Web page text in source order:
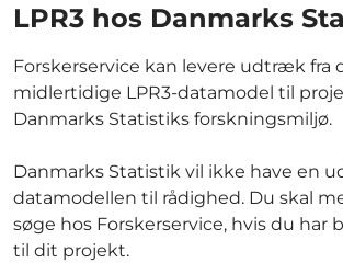
LPR3 hos Danmarks
Forskerservice kan levere udtræk fra
midlertidige LPR3-datamodel til
Danmarks Statistiks forskningsmiljø.
Danmarks Statistik vil ikke have en
datamodellen til rådighed. Du skal
søge hos Forskerservice, hvis du har
til dit projekt.